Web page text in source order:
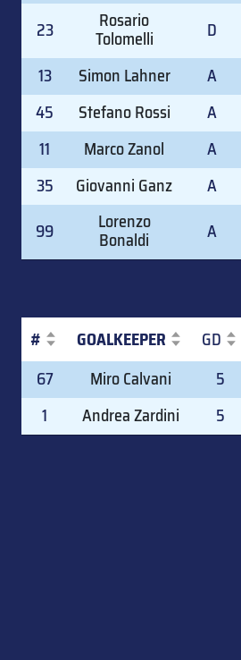
23
Rosario
Tolomelli D
13
Simon Lahner A
45
Stefano Rossi A
11
Marco Zanol A
35
Giovanni Ganz A
99
Lorenzo
Bonaldi A
# GOALKEEPER GD
#
GOALKEEPER GD
67 Miro Calvani 5
1
Andrea Zardini 5